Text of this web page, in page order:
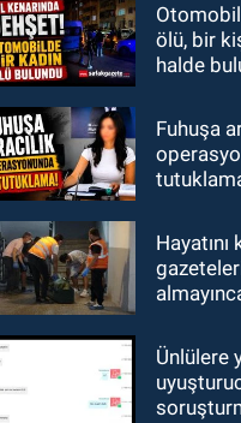
ölü, bir
halde
Fuhuşa
Ünlülere